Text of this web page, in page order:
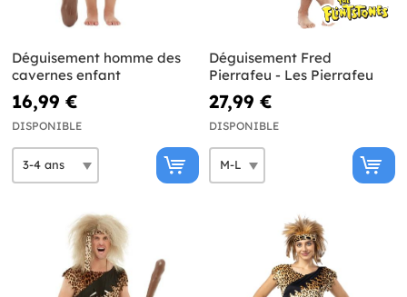
Déguisement homme des
cavernes enfant
16,99 €
DISPONIBLE
Déguisement Fred
Pierrafeu - Les Pierrafeu
27,99 €
DISPONIBLE